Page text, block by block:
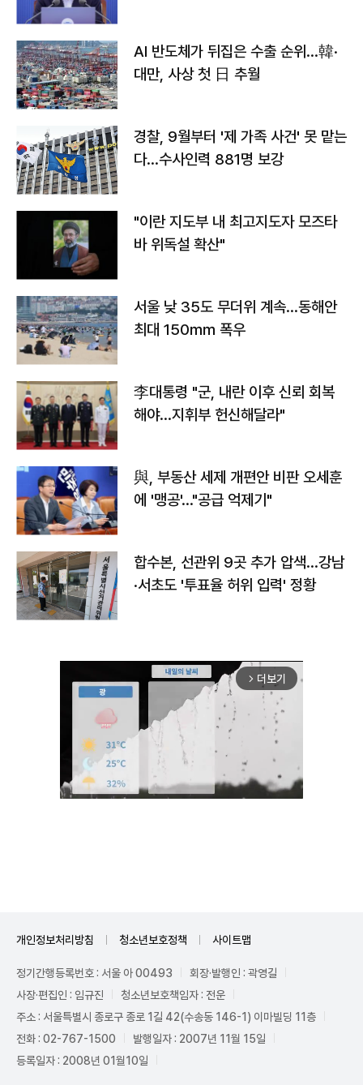
AI 반도체가 뒤집은 수출 순위…韓·
대만, 사상 첫 日 추월
경찰, 9월부터 '제 가족 사건' 못 맡는
다…수사인력 881명 보강
"이란 지도부 내 최고지도자 모즈타
바 위독설 확산"
서울 낮 35도 무더위 계속…동해안
최대 150㎜ 폭우
李대통령 "군, 내란 이후 신뢰 회복
해야…지휘부 헌신해달라"
與, 부동산 세제 개편안 비판 오세훈
에 '맹공'…"공급 억제기"
합수본, 선관위 9곳 추가 압색…강남
·서초도 '투표율 허위 입력' 정황
arrow_forward_ios 더보기
개인정보처리방침 청소년보호정책 사이트맵
정기간행등록번호 : 서울 아 00493
회장·발행인 : 곽영길
사장·편집인 : 임규진
청소년보호책임자 : 전운
주소 : 서울특별시 종로구 종로 1길 42(수송동 146-1) 이마빌딩 11층
전화 : 02-767-1500
발행일자 : 2007년 11월 15일
등록일자 : 2008년 01월10일